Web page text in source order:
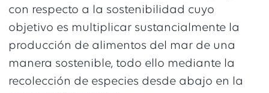
con respecto a la sostenibilidad cuyo
objetivo es multiplicar sustancialmente la
producción de alimentos del mar de una
manera sostenible, todo ello mediante la
recolección de especies desde abajo en la